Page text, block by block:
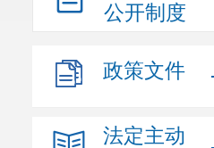
公开制度
政策文件
法定主动